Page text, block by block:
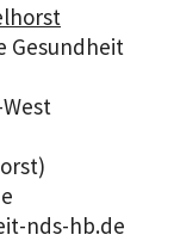
Gesundheit
nds-hb.de